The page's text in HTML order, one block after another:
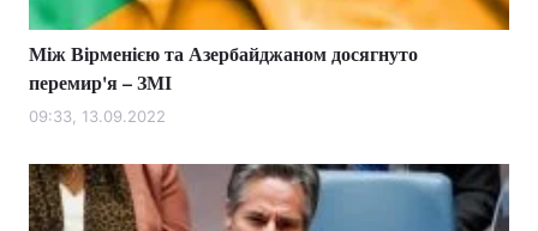
Між Вірменією та Азербайджаном досягнуто
перемир'я – ЗМІ
09:33, 13.09.2022